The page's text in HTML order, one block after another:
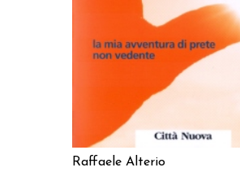
Raffaele Alterio